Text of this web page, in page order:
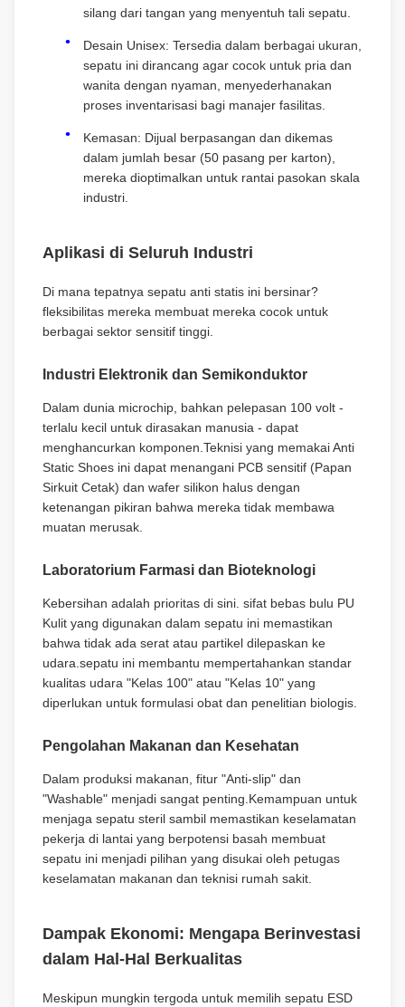
silang dari tangan yang menyentuh tali sepatu.
Desain Unisex: Tersedia dalam berbagai ukuran,
sepatu ini dirancang agar cocok untuk pria dan
wanita dengan nyaman, menyederhanakan
proses inventarisasi bagi manajer fasilitas.
Kemasan: Dijual berpasangan dan dikemas
dalam jumlah besar (50 pasang per karton),
mereka dioptimalkan untuk rantai pasokan skala
industri.
Aplikasi di Seluruh Industri
Di mana tepatnya sepatu anti statis ini bersinar?
fleksibilitas mereka membuat mereka cocok untuk
berbagai sektor sensitif tinggi.
Industri Elektronik dan Semikonduktor
Dalam dunia microchip, bahkan pelepasan 100 volt -
terlalu kecil untuk dirasakan manusia - dapat
menghancurkan komponen.Teknisi yang memakai Anti
Static Shoes ini dapat menangani PCB sensitif (Papan
Sirkuit Cetak) dan wafer silikon halus dengan
ketenangan pikiran bahwa mereka tidak membawa
muatan merusak.
Laboratorium Farmasi dan Bioteknologi
Kebersihan adalah prioritas di sini. sifat bebas bulu PU
Kulit yang digunakan dalam sepatu ini memastikan
bahwa tidak ada serat atau partikel dilepaskan ke
udara.sepatu ini membantu mempertahankan standar
kualitas udara "Kelas 100" atau "Kelas 10" yang
diperlukan untuk formulasi obat dan penelitian biologis.
Pengolahan Makanan dan Kesehatan
Dalam produksi makanan, fitur "Anti-slip" dan
"Washable" menjadi sangat penting.Kemampuan untuk
menjaga sepatu steril sambil memastikan keselamatan
pekerja di lantai yang berpotensi basah membuat
sepatu ini menjadi pilihan yang disukai oleh petugas
keselamatan makanan dan teknisi rumah sakit.
Dampak Ekonomi: Mengapa Berinvestasi
dalam Hal-Hal Berkualitas
Meskipun mungkin tergoda untuk memilih sepatu ESD